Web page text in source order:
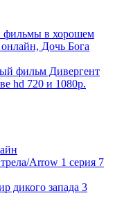
фильмы в хорошем
онлайн, Дочь Бога
фильм Дивергент
hd 720 и 1080p.
Arrow 1 серия 7
дикого запада 3